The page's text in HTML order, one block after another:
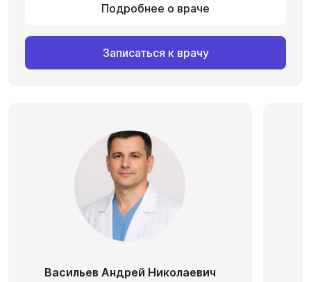
Подробнее о враче
Записаться к врачу
Васильев Андрей Николаевич